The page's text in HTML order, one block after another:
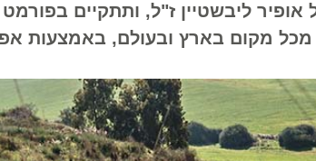
ליבשטיין ז"ל, ותתקיים בפורמט
בארץ ובעולם, באמצעות